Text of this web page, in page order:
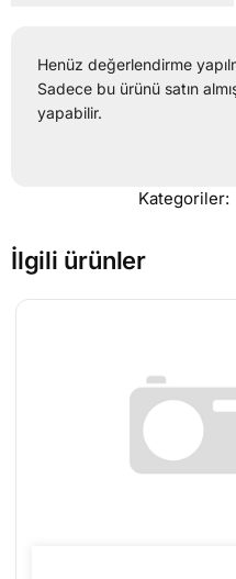
Henüz değerlendirme
Sadece bu ürünü satın
yapabilir.
Kategoriler:
İlgili ürünler